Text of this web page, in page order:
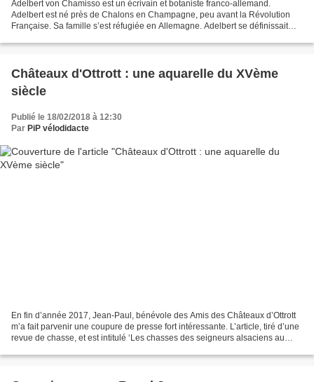
Adelbert von Chamisso est un écrivain et botaniste franco-allemand.
Adelbert est né près de Chalons en Champagne, peu avant la Révolution
Française. Sa famille s’est réfugiée en Allemagne. Adelbert se définissait
Châteaux d'Ottrott : une aquarelle du XVème
siècle
Publié le 18/02/2018 à 12:30
Par PiP vélodidacte
En fin d’année 2017, Jean-Paul, bénévole des Amis des Châteaux d’Ottrott
m’a fait parvenir une coupure de presse fort intéressante. L’article, tiré d’une
revue de chasse, et est intitulé ‘Les chasses des seigneurs alsaciens au